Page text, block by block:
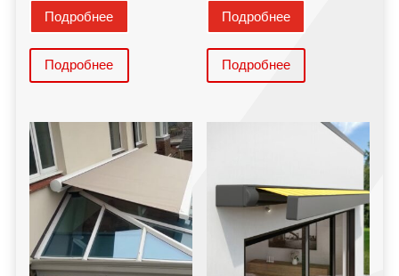
Подробнее
Подробнее
Подробнее
Подробнее